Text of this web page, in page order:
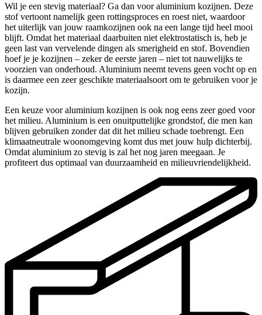
Wil je een stevig materiaal? Ga dan voor aluminium kozijnen. Deze
stof vertoont namelijk geen rottingsproces en roest niet, waardoor
het uiterlijk van jouw raamkozijnen ook na een lange tijd heel mooi
blijft. Omdat het materiaal daarbuiten niet elektrostatisch is, heb je
geen last van vervelende dingen als smerigheid en stof. Bovendien
hoef je je kozijnen – zeker de eerste jaren – niet tot nauwelijks te
voorzien van onderhoud. Aluminium neemt tevens geen vocht op en
is daarmee een zeer geschikte materiaalsoort om te gebruiken voor je
kozijn.
Een keuze voor aluminium kozijnen is ook nog eens zeer goed voor
het milieu. Aluminium is een onuitputtelijke grondstof, die men kan
blijven gebruiken zonder dat dit het milieu schade toebrengt. Een
klimaatneutrale woonomgeving komt dus met jouw hulp dichterbij.
Omdat aluminium zo stevig is zal het nog jaren meegaan. Je
profiteert dus optimaal van duurzaamheid en milieuvriendelijkheid.